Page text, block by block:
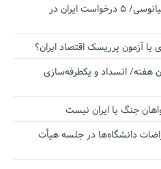
اقتدار ناوگروه ۱۰۳ در مأموریت‌ اقیانوسی/ ۵ درخواست ایران در
آزمون پرریسک اقتصاد ایران؟
هفته/ انسداد و یکطرفه‌سازی
جنگ با ایران نیست
دانشگاه‌ها در جلسه هیأت